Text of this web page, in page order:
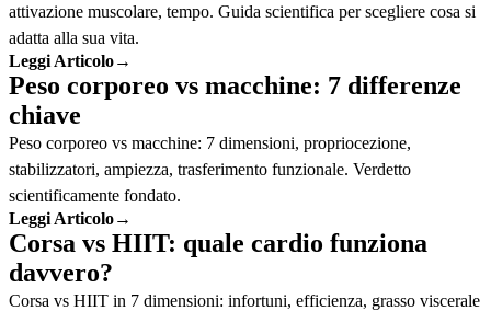
attivazione muscolare, tempo. Guida scientifica per scegliere cosa si
adatta alla sua vita.
Leggi Articolo→
Peso corporeo vs macchine: 7 differenze
chiave
Peso corporeo vs macchine: 7 dimensioni, propriocezione,
stabilizzatori, ampiezza, trasferimento funzionale. Verdetto
scientificamente fondato.
Leggi Articolo→
Corsa vs HIIT: quale cardio funziona
davvero?
Corsa vs HIIT in 7 dimensioni: infortuni, efficienza, grasso viscerale